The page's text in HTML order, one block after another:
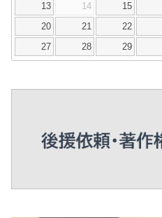
13 14 15
20 21 22
27 28 29